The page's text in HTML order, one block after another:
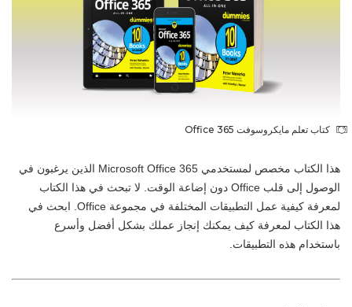
كتاب تعلم مايكروسوفت Office 365
هذا الكتاب مخصص لمستخدمي Microsoft Office 365 الذين يرغبون في
الوصول إلى قلب Office دون إضاعة الوقت. لا تبحث في هذا الكتاب
لمعرفة كيفية عمل التطبيقات المختلفة في مجموعة Office. ابحث في
هذا الكتاب لمعرفة كيف يمكنك إنجاز عملك بشكل أفضل وأسرع
باستخدام هذه التطبيقات.